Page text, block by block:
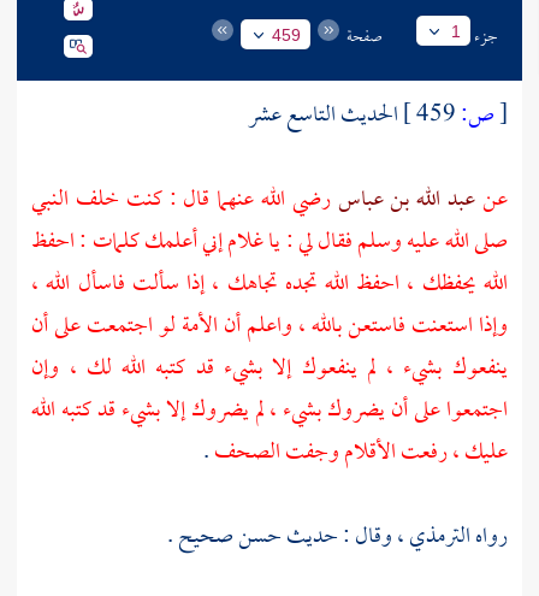
جزء 1 صفحة 459
[ص:
الحديث التاسع عشر
عنعبد الله بن عباسرضي الله عنهما قال : كنت خلف النبي
صلى الله عليه وسلم فقال لي : يا غلام إني أعلمك كلمات : احفظ
الله يحفظك ، احفظ الله تجده تجاهك ، إذا سألت فاسأل الله ،
وإذا استعنت فاستعن بالله ، واعلم أن الأمة لو اجتمعت على أن
ينفعوك بشيء ، لم ينفعوك إلا بشيء قد كتبه الله لك ، وإن
اجتمعوا على أن يضروك بشيء ، لم يضروك إلا بشيء قد كتبه الله
عليك ، رفعت الأقلام وجفت الصحف.
رواهالترمذي، وقال : حديث حسن صحيح .